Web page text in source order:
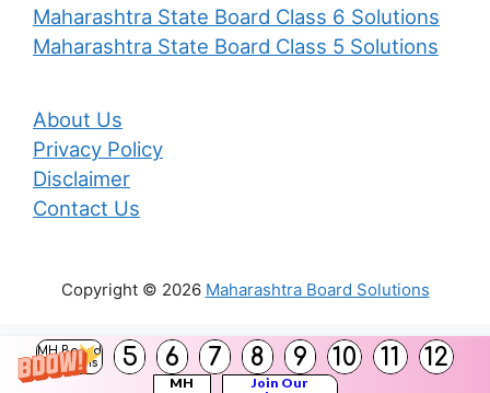
MH Board
Solutions
5 6 7 8 9 10 11 12
MH
Join Our
Maharashtra State Board Class 6 Solutions
Maharashtra State Board Class 5 Solutions
About Us
Privacy Policy
Disclaimer
Contact Us
Copyright © 2026 Maharashtra Board Solutions
()